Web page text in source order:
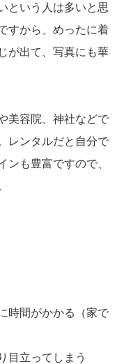
という人は多いと思
すから、めったに着
が出て、写真にも華
美容院、神社などで
レンタルだと自分で
ンも豊富ですので、
時間がかかる（家で
目立ってしまう